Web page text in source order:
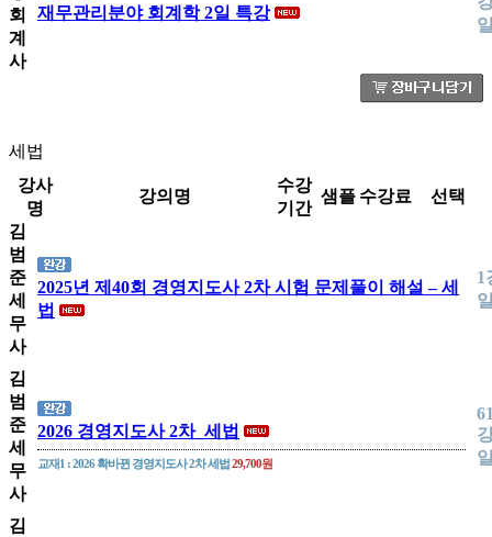
회
계
사
재무관리분야 회계학 2일 특강
세법
강사
명
강의명
수강
기간
샘플 수강료
선택
김
범
준
세
무
사
2025년 제40회 경영지도사 2차 시험 문제풀이 해설 – 세
법
1
김
범
준
세
무
사
2026 경영지도사 2차_세법
교재1 : 2026 확바뀐 경영지도사 2차 세법 29,700원
김